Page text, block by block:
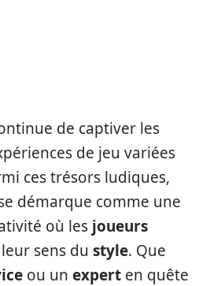
de captiver les
de jeu variées
ces trésors ludiques,
démarque comme une
où les joueurs
sens du style. Que
ou un expert en quête